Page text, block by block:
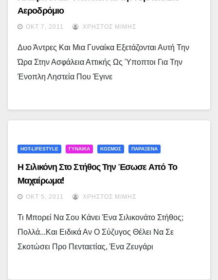
Αεροδρόμιο
ΟΚΤ 7, 2011 ΧΡΉΣΤΟΣ ΜΊΜΗΣ
Δυο Άντρες Και Μια Γυναίκα Εξετάζονται Αυτή Την
Ώρα Στην Ασφάλεια Αττικής Ως Ύποπτοι Για Την
Ένοπλη Ληστεία Που Έγινε
HOT-LIFESTYLE ΓΥΝΑΙΚΑ ΚΟΣΜΟΣ ΠΑΡΑΞΕΝΑ
Η Σιλικόνη Στο Στήθος Την Έσωσε Από Το
Μαχαίρωμα!
ΟΚΤ 5, 2011 ΧΡΉΣΤΟΣ ΜΊΜΗΣ
Τι Μπορεί Να Σου Κάνει Ένα Σιλικονάτο Στήθος;
Πολλά...και Ειδικά Αν Ο Σύζυγος Θέλει Να Σε
Σκοτώσει Προ Πενταετίας, Ένα Ζευγάρι